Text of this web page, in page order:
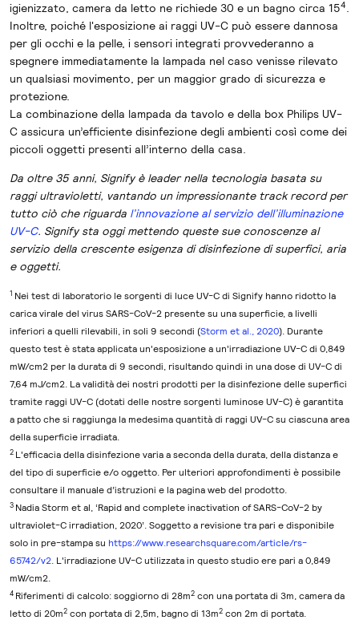
igienizzato, camera da letto ne richiede 30 e un bagno circa 154.
Inoltre, poiché l'esposizione ai raggi UV-C può essere dannosa
per gli occhi e la pelle, i sensori integrati provvederanno a
spegnere immediatamente la lampada nel caso venisse rilevato
un qualsiasi movimento, per un maggior grado di sicurezza e
protezione.
La combinazione della lampada da tavolo e della box Philips UV-
C assicura un’efficiente disinfezione degli ambienti così come dei
piccoli oggetti presenti all’interno della casa.
Da oltre 35 anni, Signify è leader nella tecnologia basata su
raggi ultravioletti, vantando un impressionante track record per
tutto ciò che riguarda l’innovazione al servizio dell’illuminazione
UV-C. Signify sta oggi mettendo queste sue conoscenze al
servizio della crescente esigenza di disinfezione di superfici, aria
e oggetti.
1 Nei test di laboratorio le sorgenti di luce UV-C di Signify hanno ridotto la
carica virale del virus SARS-CoV-2 presente su una superficie, a livelli
inferiori a quelli rilevabili, in soli 9 secondi (Storm et al., 2020). Durante
questo test è stata applicata un'esposizione a un'irradiazione UV-C di 0,849
mW/cm2 per la durata di 9 secondi, risultando quindi in una dose di UV-C di
7,64 mJ/cm2. La validità dei nostri prodotti per la disinfezione delle superfici
tramite raggi UV-C (dotati delle nostre sorgenti luminose UV-C) è garantita
a patto che si raggiunga la medesima quantità di raggi UV-C su ciascuna area
della superficie irradiata.
2 L'efficacia della disinfezione varia a seconda della durata, della distanza e
del tipo di superficie e/o oggetto. Per ulteriori approfondimenti è possibile
consultare il manuale d’istruzioni e la pagina web del prodotto.
3 Nadia Storm et al, ‘Rapid and complete inactivation of SARS-CoV-2 by
ultraviolet-C irradiation, 2020’. Soggetto a revisione tra pari e disponibile
solo in pre-stampa su https://www.researchsquare.com/article/rs-
65742/v2. L'irradiazione UV-C utilizzata in questo studio ere pari a 0,849
mW/cm2.
4 Riferimenti di calcolo: soggiorno di 28m2con una portata di 3m, camera da
letto di 20m2con portata di 2,5m, bagno di 13m2con 2m di portata.